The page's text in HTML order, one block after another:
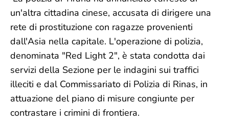
un'altra cittadina cinese, accusata di dirigere una
rete di prostituzione con ragazze provenienti
dall'Asia nella capitale. L'operazione di polizia,
denominata "Red Light 2", è stata condotta dai
servizi della Sezione per le indagini sui traffici
illeciti e dal Commissariato di Polizia di Rinas, in
attuazione del piano di misure congiunte per
contrastare i crimini di frontiera.